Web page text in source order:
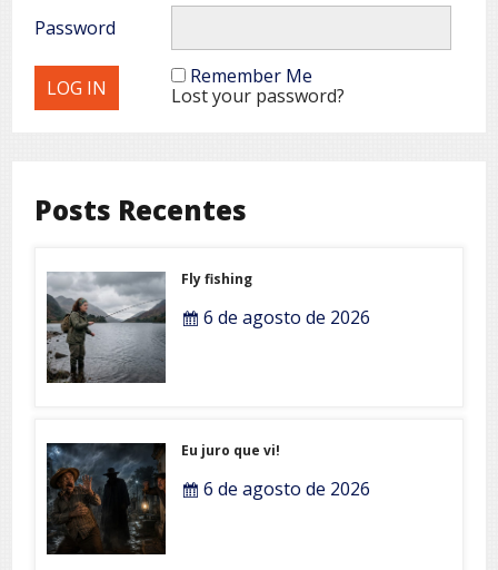
Password
Remember Me
Lost your password?
Posts Recentes
Fly fishing
6 de agosto de 2026
Eu juro que vi!
6 de agosto de 2026